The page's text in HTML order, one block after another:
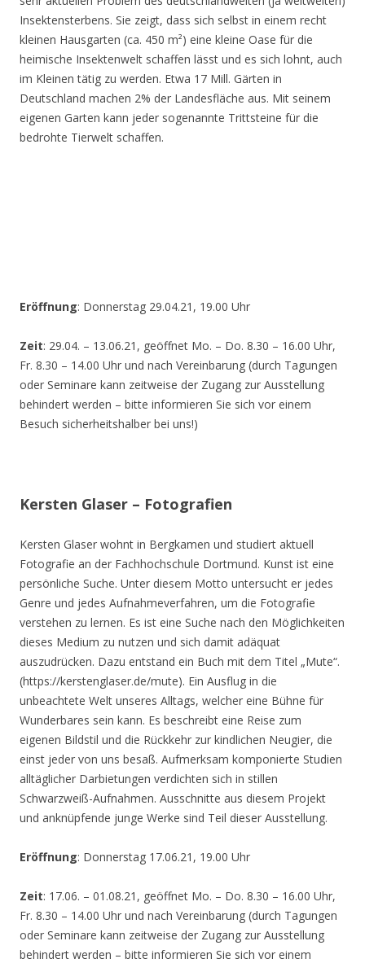
Insektensterbens. Sie zeigt, dass sich selbst in einem recht
kleinen Hausgarten (ca. 450 m²) eine kleine Oase für die
heimische Insektenwelt schaffen lässt und es sich lohnt, auch
im Kleinen tätig zu werden. Etwa 17 Mill. Gärten in
Deutschland machen 2% der Landesfläche aus. Mit seinem
eigenen Garten kann jeder sogenannte Trittsteine für die
bedrohte Tierwelt schaffen.
Eröffnung: Donnerstag 29.04.21, 19.00 Uhr
Zeit: 29.04. – 13.06.21, geöffnet Mo. – Do. 8.30 – 16.00 Uhr,
Fr. 8.30 – 14.00 Uhr und nach Vereinbarung (durch Tagungen
oder Seminare kann zeitweise der Zugang zur Ausstellung
behindert werden – bitte informieren Sie sich vor einem
Besuch sicherheitshalber bei uns!)
Kersten Glaser – Fotografien
Kersten Glaser wohnt in Bergkamen und studiert aktuell
Fotografie an der Fachhochschule Dortmund. Kunst ist eine
persönliche Suche. Unter diesem Motto untersucht er jedes
Genre und jedes Aufnahmeverfahren, um die Fotografie
verstehen zu lernen. Es ist eine Suche nach den Möglichkeiten
dieses Medium zu nutzen und sich damit adäquat
auszudrücken. Dazu entstand ein Buch mit dem Titel „Mute“.
(https://kerstenglaser.de/mute). Ein Ausflug in die
unbeachtete Welt unseres Alltags, welcher eine Bühne für
Wunderbares sein kann. Es beschreibt eine Reise zum
eigenen Bildstil und die Rückkehr zur kindlichen Neugier, die
einst jeder von uns besaß. Aufmerksam komponierte Studien
alltäglicher Darbietungen verdichten sich in stillen
Schwarzweiß-Aufnahmen. Ausschnitte aus diesem Projekt
und anknüpfende junge Werke sind Teil dieser Ausstellung.
Eröffnung: Donnerstag 17.06.21, 19.00 Uhr
Zeit: 17.06. – 01.08.21, geöffnet Mo. – Do. 8.30 – 16.00 Uhr,
Fr. 8.30 – 14.00 Uhr und nach Vereinbarung (durch Tagungen
oder Seminare kann zeitweise der Zugang zur Ausstellung
behindert werden – bitte informieren Sie sich vor einem